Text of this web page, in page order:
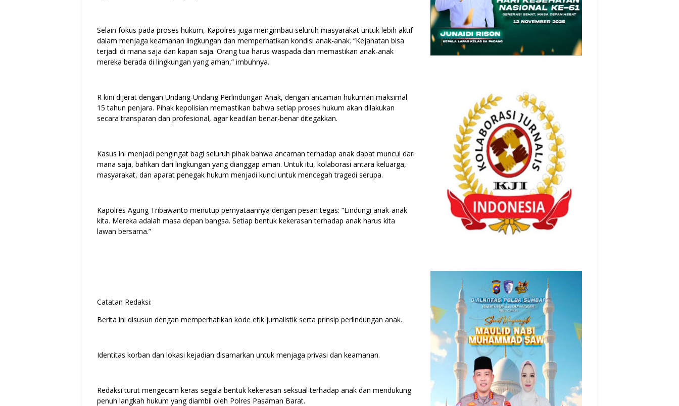
Selain fokus pada proses hukum, Kapolres juga mengimbau seluruh masyarakat untuk lebih aktif
dalam menjaga keamanan lingkungan dan memperhatikan kondisi anak-anak. “Kejahatan bisa
terjadi di mana saja dan kapan saja. Orang tua harus waspada dan memastikan anak-anak
mereka berada di lingkungan yang aman,” imbuhnya.
R kini dijerat dengan Undang-Undang Perlindungan Anak, dengan ancaman hukuman maksimal
15 tahun penjara. Pihak kepolisian memastikan bahwa setiap proses hukum akan dilakukan
secara transparan dan profesional, agar keadilan benar-benar ditegakkan.
Kasus ini menjadi pengingat bagi seluruh pihak bahwa ancaman terhadap anak dapat muncul dari
mana saja, bahkan dari lingkungan yang dianggap aman. Untuk itu, kolaborasi antara keluarga,
masyarakat, dan aparat penegak hukum menjadi kunci untuk mencegah tragedi serupa.
Kapolres Agung Tribawanto menutup pernyataannya dengan pesan tegas: “Lindungi anak-anak
kita. Mereka adalah masa depan bangsa. Setiap bentuk kekerasan terhadap anak harus kita
lawan bersama.”
Catatan Redaksi:
Berita ini disusun dengan memperhatikan kode etik jurnalistik serta prinsip perlindungan anak.
Identitas korban dan lokasi kejadian disamarkan untuk menjaga privasi dan keamanan.
Redaksi turut mengecam keras segala bentuk kekerasan seksual terhadap anak dan mendukung
penuh langkah hukum yang diambil oleh Polres Pasaman Barat.